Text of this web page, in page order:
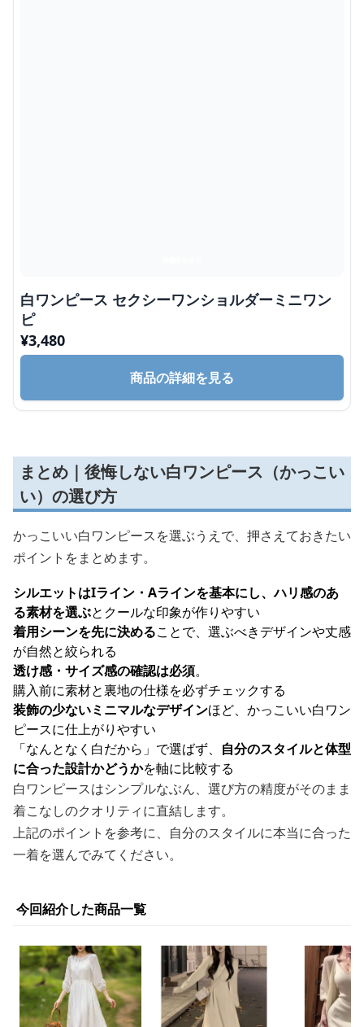
白ワンピース セクシーワンショルダーミニワン
ピ
¥3,480
商品の詳細を見る
まとめ｜後悔しない白ワンピース（かっこい
い）の選び方
かっこいい白ワンピースを選ぶうえで、押さえておきたい
ポイントをまとめます。
シルエットはIライン・Aラインを基本にし、ハリ感のあ
る素材を選ぶとクールな印象が作りやすい
着用シーンを先に決めることで、選ぶべきデザインや丈感
が自然と絞られる
透け感・サイズ感の確認は必須。
購入前に素材と裏地の仕様を必ずチェックする
装飾の少ないミニマルなデザインほど、かっこいい白ワン
ピースに仕上がりやすい
「なんとなく白だから」で選ばず、 自分のスタイルと体型
に合った設計かどうかを軸に比較する
白ワンピースはシンプルなぶん、選び方の精度がそのまま
着こなしのクオリティに直結します。
上記のポイントを参考に、自分のスタイルに本当に合った
一着を選んでみてください。
今回紹介した商品一覧